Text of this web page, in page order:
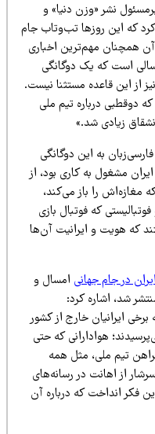
نشر «وزن دنیا» و
این روزها تب‌وتاب جام
مهم‌ترین اخباری
که یک دوگانگی
قاعده مستثنا نیست.
که دوقطبی درباره تیم ملی
زیادی شد.»
به این دوگانگی
به کاری بود، از
را باز می‌کند،
که فوتبال بازی
هویت و ایرانیت آن‌ها
جام جهانیامسال و
اشاره کرد:
خارج از کشور
هوادارانی که حتی
ملی، مثل همه
اهانت در رسانه‌های
که درباره آن